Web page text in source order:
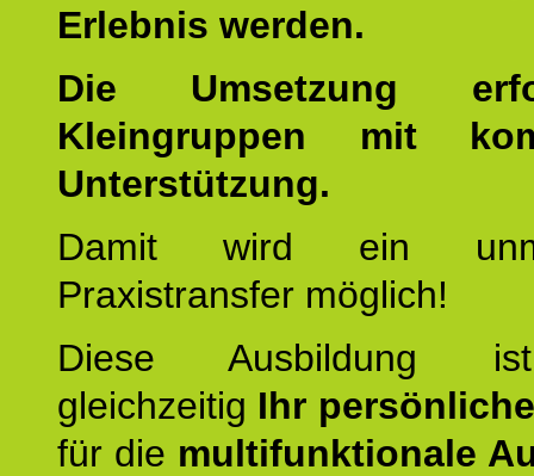
Erlebnis werden.
Die Umsetzung
Kleingruppen mit
Unterstützung.
Damit wird ein
Praxistransfer möglich!
Diese Ausbildung
gleichzeitig Ihr
für die multifunktionale